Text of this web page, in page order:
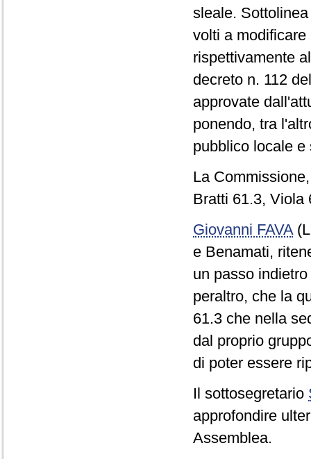
sleale.
volti a
rispettivamente
decreto n. 112
approvate
ponendo, tra
pubblico locale
La
Bratti 61.3, Viola
Giovanni FAVA
e Benamati,
un passo
peraltro, che la
61.3 che nella
dal proprio
di poter essere
Il sottosegretario
approfondire
Assemblea.